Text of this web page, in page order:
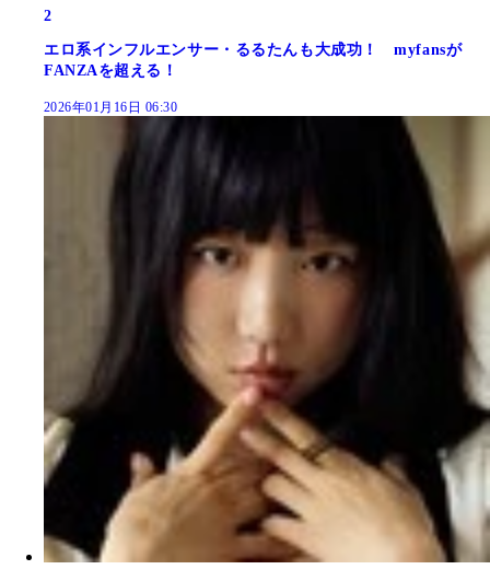
2
エロ系インフルエンサー・るるたんも大成功！ myfansが
FANZAを超える！
2026年01月16日 06:30